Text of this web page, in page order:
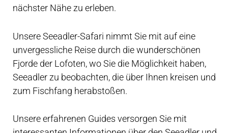
nächster Nähe zu erleben.
Unsere Seeadler-Safari nimmt Sie mit auf eine
unvergessliche Reise durch die wunderschönen
Fjorde der Lofoten, wo Sie die Möglichkeit haben,
Seeadler zu beobachten, die über Ihnen kreisen und
zum Fischfang herabstoßen.
Unsere erfahrenen Guides versorgen Sie mit